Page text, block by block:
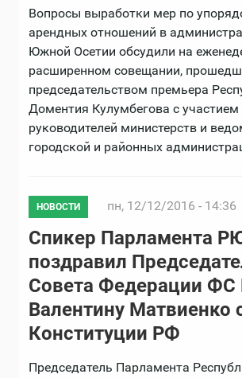
Вопросы выработки мер по
арендных отношений в
Южной Осетии обсудили на
расширенном совещании,
председательством премьера
Доментия Кулумбегова с участием
руководителей министерств и
городской и районных
НОВОСТИ пн, 12/12/2016 - 14:36
Спикер Парламента
поздравил
Совета Федерации
Валентину Матвиенко
Конституции РФ
Председатель Парламента